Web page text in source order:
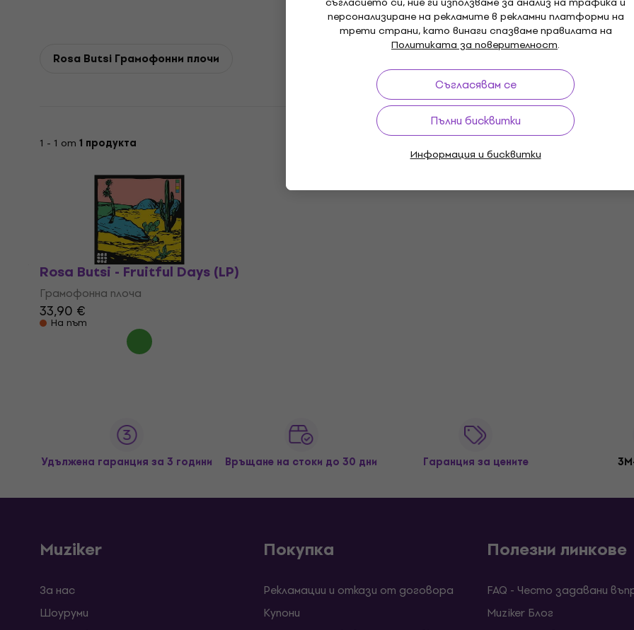
персонализиране на рекламите в рекламни платформи на
трети страни, като винаги спазваме правилата на
Политиката за поверителност.
Съгласявам се
Пълни бисквитки
Информация и бисквитки
Rosa Butsi Грамофонни плочи
1 - 1 от 1 продукта
Rosa Butsi - Fruitful Days (LP)
Грамофонна плоча
33,90 €
На път
Удължена гаранция за 3 години Връщане на стоки до 30 дни Гаранция за цените
Muziker
За нас
Шоуруми
Покупка
Рекламации и откази от договора
Kупони
Полезни линкове
FAQ - Често задавани
Muziker Блог